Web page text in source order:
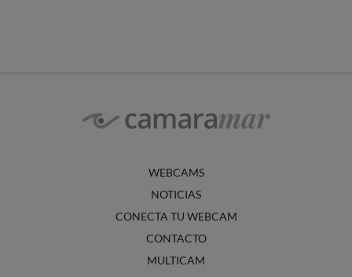
WEBCAMS
NOTICIAS
CONECTA TU WEBCAM
CONTACTO
MULTICAM